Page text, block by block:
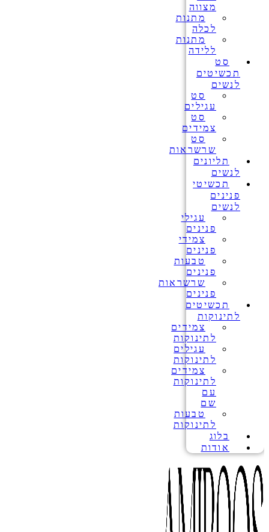
מצווה
מתנות
לכלה
מתנות
ללידה
סט
תכשיטים
לנשים
סט
עגילים
סט
צמידים
סט
שרשראות
תליונים
לנשים
תכשיטי
פנינים
לנשים
עגילי
פנינים
צמידי
פנינים
טבעות
פנינים
שרשראות
פנינים
תכשיטים
לתינוקות
צמידים
לתינוקות
עגילים
לתינוקות
צמידים
לתינוקות
עם
שם
טבעות
לתינוקות
בלוג
אודות